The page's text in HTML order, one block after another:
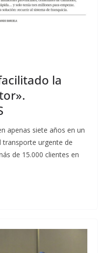
la
apenas siete años en un
transporte urgente de
de 15.000 clientes en